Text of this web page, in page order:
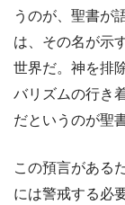
うのが、聖書が
は、その名が示
世界だ。神を排
バリズムの行き
だというのが聖
この預言がある
には警戒する必